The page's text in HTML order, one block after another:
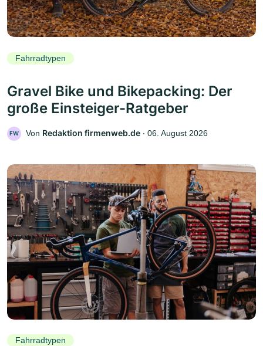
Fahrradtypen
Gravel Bike und Bikepacking: Der
große Einsteiger-Ratgeber
FW Von Redaktion firmenweb.de ‧ 06. August 2026
Fahrradtypen